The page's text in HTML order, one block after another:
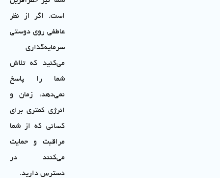
است. اگر از نظر
عاطفی روی دوستی
سرمایه‌گذاری
می‌کنید که تلاش
شما را پاسخ
نمی‌دهد، زمان و
انرژی کمتری برای
کسانی که از شما
مراقبت و حمایت
می‌کنند در
دسترس دارید.